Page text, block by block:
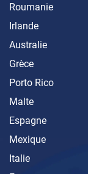
Roumanie
Irlande
Australie
Grèce
Porto Rico
Malte
Espagne
Mexique
Italie